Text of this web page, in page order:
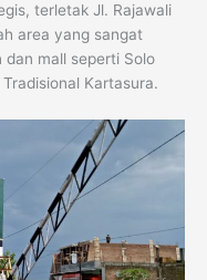
terletak Jl. Rajawali
area yang sangat
mall seperti Solo
Kartasura.